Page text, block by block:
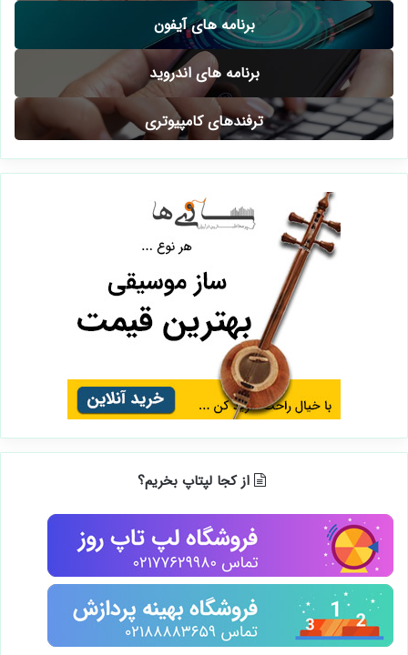
برنامه های آیفون
برنامه های اندروید
ترفندهای کامپیوتری
از کجا لپتاپ بخریم؟